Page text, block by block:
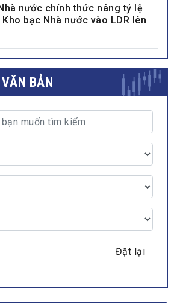
nước chính thức nâng tỷ lệ
bạc Nhà nước vào LDR lên
BẢN
Đặt lại